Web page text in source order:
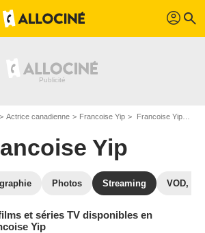
profil search
Actrice canadienne Francoise Yip Francoise Yip : Films et séries online
Yip
Photos Streaming VOD,
et séries TV disponibles en
Yip